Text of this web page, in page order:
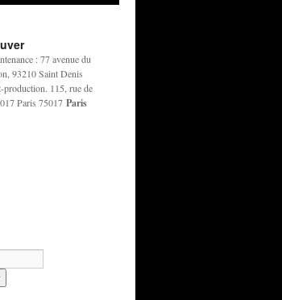
: 77 avenue du
93210 Saint Denis
production. 115, rue de
Paris 75017 Paris